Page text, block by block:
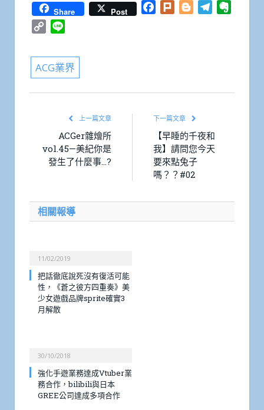
Share Post Facebook
Plurk BloggerTelegram
Copy
ACG業界
上一篇文章
ACGer雜燴所
vol.45—美紀你是
發生了什麼事…?
下一篇文章
【早睡的千夜和
我】請問您今天
要來點兔子
嗎？？#02
相關報導
11/02/2019
把話徹底說死沒有復活可能
性，《蒼之彼方四重奏》美
少女遊戲品牌sprite確實3
月解散
30/10/2018
強化手遊業務達成Vtuber業
務合作，bilibili與日本
GREE公司達成多項合作